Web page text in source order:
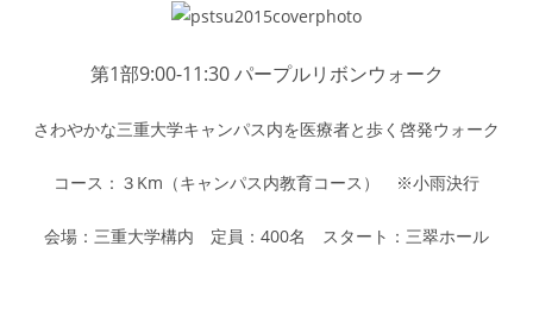
第1部9:00-11:30 パープルリボンウォーク
さわやかな三重大学キャンパス内を医療者と歩く啓発ウォーク
コース：３Km（キャンパス内教育コース） ※小雨決行
会場：三重大学構内 定員：400名 スタート：三翠ホール